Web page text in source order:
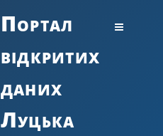
Портал
відкритих
даних
Луцька